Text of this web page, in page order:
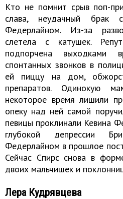
Кто не помнит срыв поп-
слава, неудачный брак
Федерлайном. Из-за
слетела с катушек.
подпорчена выходками
спонтанных звонков в
ей пиццу на дом,
препаратов. Одинокую
некоторое время лишили
опеку над ней самой
певицы проклинали Кевина
глубокой депрессии
Федерлайном в прошлое
Сейчас Спирс снова в
двоих мальчишек и
Лера Кудрявцева